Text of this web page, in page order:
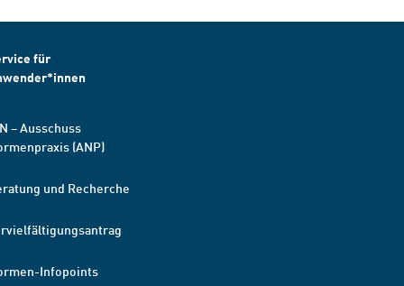
für
– Ausschuss
(ANP)
und Recherche
Infopoints